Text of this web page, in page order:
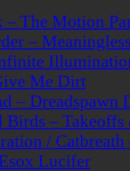
– The Motion
–
Me Dirt
– Dreadspawn
Birds –
/
Lucifer